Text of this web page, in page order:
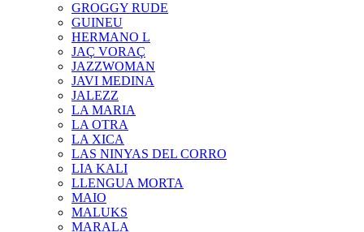
GROGGY RUDE
GUINEU
HERMANO L
JAÇ VORAÇ
JAZZWOMAN
JAVI MEDINA
JALEZZ
LA MARIA
LA OTRA
LA XICA
LAS NINYAS DEL CORRO
LIA KALI
LLENGUA MORTA
MAIO
MALUKS
MARALA